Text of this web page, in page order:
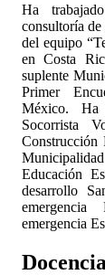
Ha
consultoría de
del equipo
en Costa
suplente
Primer
México. Ha
Socorrista
Educación
desarrollo
emergencia
Docencia